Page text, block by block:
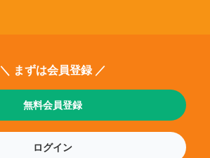
＼ まずは会員登録 ／
無料会員登録
ログイン